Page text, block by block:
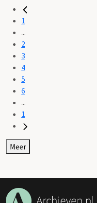
1
...
2
3
4
5
6
...
1
Meer